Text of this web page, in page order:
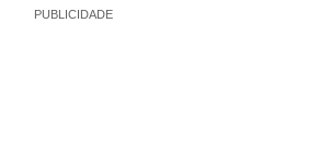
PUBLICIDADE